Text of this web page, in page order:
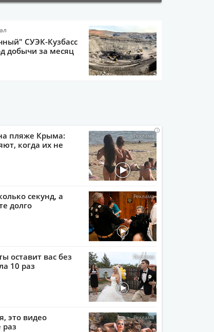
СУЭК-Кузбасс
добычи за месяц
i
пляже Крыма:
когда их не
i
секунд, а
долго
i
оставит вас без
10 раз
i
это видео
раз